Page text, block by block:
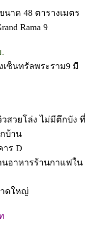
าด 48 ตารางเมตร
Rama 9
เซ็นทรัลพระราม9 มี
สวยโล่ง ไม่มีตึกบัง ที่
บ้าน
าร D
นอาหารร้านกาแฟใน
ดใหญ่